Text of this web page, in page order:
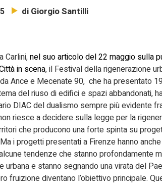
di Giorgio Santilli
Carlini,nel suo articolo del 22 maggio sulla
in scena, il Festival della rigenerazione
Ance e Mecenate 90, che ha presentato
del riuso di edifici e spazi abbandonati,
DIAC del dualismo sempre più evidente
riesce a decidere sulla legge per la
che producono una forte spinta su
i progetti presentati a Firenze hanno anche
tendenze che stanno profondamente
urbana e stanno segnando una virata del
fruizione diventano l’obiettivo principale.